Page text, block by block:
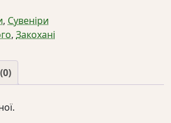
, Сувеніри
, Закохані